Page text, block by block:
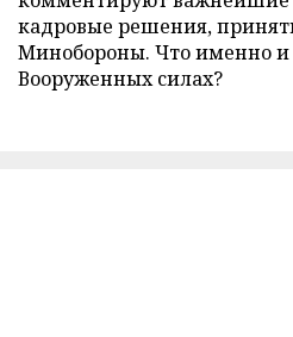
кадровые решения,
Минобороны. Что именно и
Вооруженных силах?